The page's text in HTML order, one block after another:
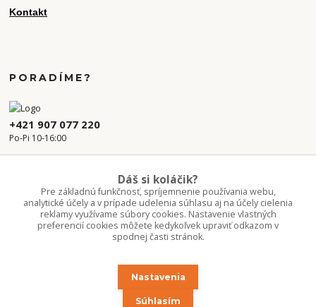
Kontakt
PORADÍME?
+421 907 077 220
Po-Pi 10-16:00
Upravit sběr cookies.
Dáš si koláčik?
Pre základnú funkčnosť, spríjemnenie používania webu,
analytické účely a v prípade udelenia súhlasu aj na účely cielenia
reklamy využívame súbory cookies. Nastavenie vlastných
preferencií cookies môžete kedykoľvek upraviť odkazom v
spodnej časti stránok.
Nastavenia
Súhlasím